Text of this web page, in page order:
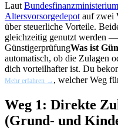
Laut Bundesfinanzministerium
Altersvorsorgedepot auf zwei
über steuerliche Vorteile.
gleichzeitig genutzt werden
GünstigerprüfungWas ist
automatisch, ob die Zulagen
dich vorteilhafter ist. Du
Mehr erfahren → , welcher Weg
Weg 1: Direkte
(Grund- und